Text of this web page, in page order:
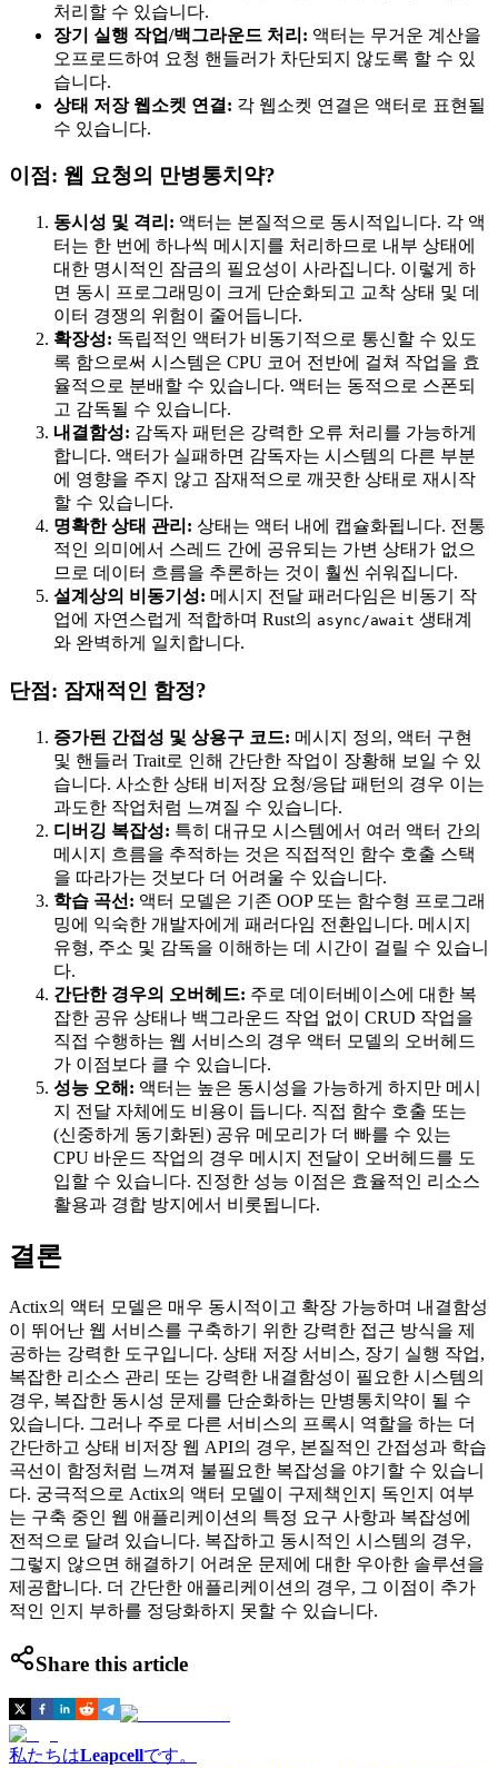
처리할 수 있습니다.
장기 실행 작업/백그라운드 처리: 액터는 무거운 계산을
오프로드하여 요청 핸들러가 차단되지 않도록 할 수 있
습니다.
상태 저장 웹소켓 연결: 각 웹소켓 연결은 액터로 표현될
수 있습니다.
이점: 웹 요청의 만병통치약?
동시성 및 격리: 액터는 본질적으로 동시적입니다. 각 액
터는 한 번에 하나씩 메시지를 처리하므로 내부 상태에
대한 명시적인 잠금의 필요성이 사라집니다. 이렇게 하
면 동시 프로그래밍이 크게 단순화되고 교착 상태 및 데
이터 경쟁의 위험이 줄어듭니다.
확장성: 독립적인 액터가 비동기적으로 통신할 수 있도
록 함으로써 시스템은 CPU 코어 전반에 걸쳐 작업을 효
율적으로 분배할 수 있습니다. 액터는 동적으로 스폰되
고 감독될 수 있습니다.
내결함성: 감독자 패턴은 강력한 오류 처리를 가능하게
합니다. 액터가 실패하면 감독자는 시스템의 다른 부분
에 영향을 주지 않고 잠재적으로 깨끗한 상태로 재시작
할 수 있습니다.
명확한 상태 관리: 상태는 액터 내에 캡슐화됩니다. 전통
적인 의미에서 스레드 간에 공유되는 가변 상태가 없으
므로 데이터 흐름을 추론하는 것이 훨씬 쉬워집니다.
설계상의 비동기성: 메시지 전달 패러다임은 비동기 작
업에 자연스럽게 적합하며 Rust의 async/await 생태계
와 완벽하게 일치합니다.
단점: 잠재적인 함정?
증가된 간접성 및 상용구 코드: 메시지 정의, 액터 구현
및 핸들러 Trait로 인해 간단한 작업이 장황해 보일 수 있
습니다. 사소한 상태 비저장 요청/응답 패턴의 경우 이는
과도한 작업처럼 느껴질 수 있습니다.
디버깅 복잡성: 특히 대규모 시스템에서 여러 액터 간의
메시지 흐름을 추적하는 것은 직접적인 함수 호출 스택
을 따라가는 것보다 더 어려울 수 있습니다.
학습 곡선: 액터 모델은 기존 OOP 또는 함수형 프로그래
밍에 익숙한 개발자에게 패러다임 전환입니다. 메시지
유형, 주소 및 감독을 이해하는 데 시간이 걸릴 수 있습니
다.
간단한 경우의 오버헤드: 주로 데이터베이스에 대한 복
잡한 공유 상태나 백그라운드 작업 없이 CRUD 작업을
직접 수행하는 웹 서비스의 경우 액터 모델의 오버헤드
가 이점보다 클 수 있습니다.
성능 오해: 액터는 높은 동시성을 가능하게 하지만 메시
지 전달 자체에도 비용이 듭니다. 직접 함수 호출 또는
(신중하게 동기화된) 공유 메모리가 더 빠를 수 있는
CPU 바운드 작업의 경우 메시지 전달이 오버헤드를 도
입할 수 있습니다. 진정한 성능 이점은 효율적인 리소스
활용과 경합 방지에서 비롯됩니다.
결론
Actix의 액터 모델은 매우 동시적이고 확장 가능하며 내결함성
이 뛰어난 웹 서비스를 구축하기 위한 강력한 접근 방식을 제
공하는 강력한 도구입니다. 상태 저장 서비스, 장기 실행 작업,
복잡한 리소스 관리 또는 강력한 내결함성이 필요한 시스템의
경우, 복잡한 동시성 문제를 단순화하는 만병통치약이 될 수
있습니다. 그러나 주로 다른 서비스의 프록시 역할을 하는 더
간단하고 상태 비저장 웹 API의 경우, 본질적인 간접성과 학습
곡선이 함정처럼 느껴져 불필요한 복잡성을 야기할 수 있습니
다. 궁극적으로 Actix의 액터 모델이 구제책인지 독인지 여부
는 구축 중인 웹 애플리케이션의 특정 요구 사항과 복잡성에
전적으로 달려 있습니다. 복잡하고 동시적인 시스템의 경우,
그렇지 않으면 해결하기 어려운 문제에 대한 우아한 솔루션을
제공합니다. 더 간단한 애플리케이션의 경우, 그 이점이 추가
적인 인지 부하를 정당화하지 못할 수 있습니다.
Share this article
私たちはLeapcellです。